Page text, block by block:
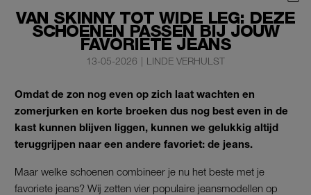
VAN SKINNY TOT WIDE LEG: DEZE
SCHOENEN PASSEN BIJ JOUW
FAVORIETE JEANS
13-05-2026 | LINDE VERHULST
Omdat de zon nog even op zich laat wachten en
zomerjurken en korte broeken dus nog best even in de
kast kunnen blijven liggen, kunnen we gelukkig altijd
teruggrijpen naar een andere favoriet: de jeans.
Maar welke schoenen combineer je nu het beste met je
favoriete jeans? Wij zetten vier populaire jeansmodellen op